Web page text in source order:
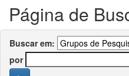
Página de
Buscar em:
por